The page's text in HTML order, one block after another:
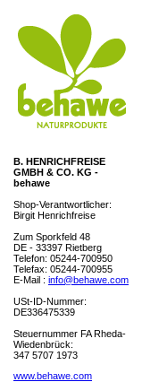
B. HENRICHFREISE
GMBH & CO. KG -
behawe
Shop-Verantwortlicher:
Birgit Henrichfreise
Zum Sporkfeld 48
DE - 33397 Rietberg
Telefon: 05244-700950
Telefax: 05244-700955
E-Mail : info@behawe.com
USt-ID-Nummer:
DE336475339
Steuernummer FA Rheda-
Wiedenbrück:
347 5707 1973
www.behawe.com